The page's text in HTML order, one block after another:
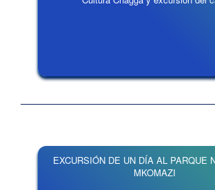
EXCURSIÓN DE UN DÍA AL PARQUE
MKOMAZI